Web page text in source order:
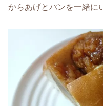
からあげとパンを一緒に